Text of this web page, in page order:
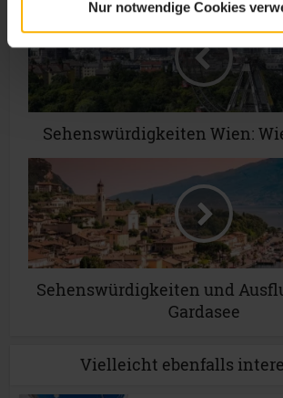
Nur notwendige Cookies
Sehenswürdigkeiten Wien:
Sehenswürdigkeiten und
Gardasee
Vielleicht ebenfalls